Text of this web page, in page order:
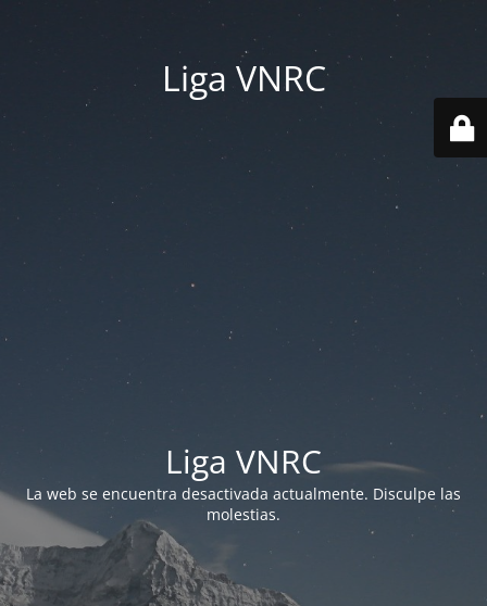
Liga VNRC
Liga VNRC
La web se encuentra desactivada actualmente. Disculpe las
molestias.